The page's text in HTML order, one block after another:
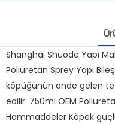
Shanghai Shuode Yapı
Poliüretan Sprey Yapı
köpüğünün önde gelen
edilir. 750ml OEM
Hammaddeler Köpek